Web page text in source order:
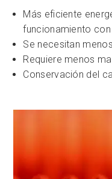
Más eficiente
funcionamiento
Se necesitan
Requiere menos
Conservación del